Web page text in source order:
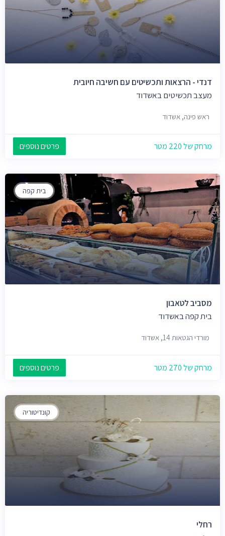
דנדי - הרצאות ותכשיטים עם חשיבה חיובית
מעצב תכשיטים באשדוד
ראש פינה, אשדוד
מרחק של 220 מטר פרטים נוספים
בית קפה
מסביב לטאבון
בית קפה באשדוד
מורדי הגטאות 14, אשדוד
מרחק של 270 מטר פרטים נוספים
קונדיטוריה
רחלי